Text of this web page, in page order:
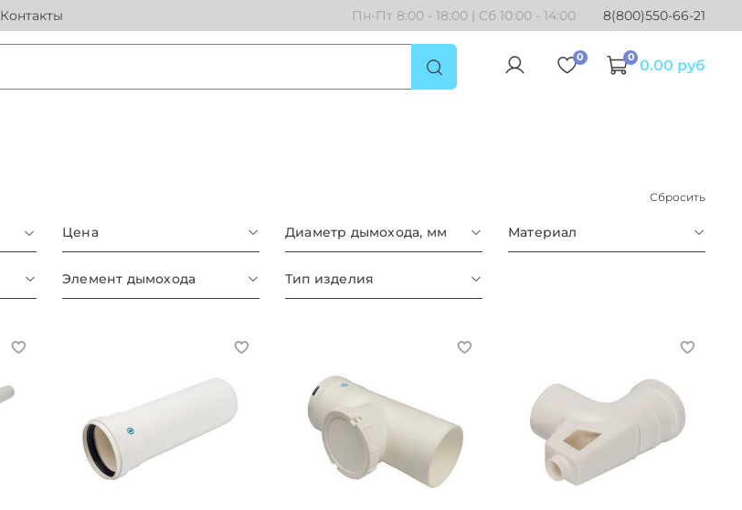
Контакты Пн-Пт 8:00 - 18:00 | Сб 10:00 - 14:00 8(800)550-66-21
0 0 0.00 руб
Сбросить
Цена Диаметр дымохода, мм Материал
Элемент дымохода Тип изделия